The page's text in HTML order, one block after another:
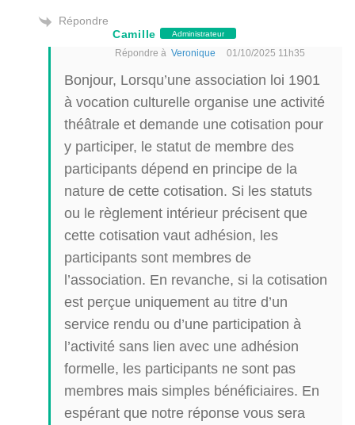
Répondre
Camille
Administrateur
Répondre à Veronique 01/10/2025 11h35
Bonjour, Lorsqu’une association loi 1901
à vocation culturelle organise une activité
théâtrale et demande une cotisation pour
y participer, le statut de membre des
participants dépend en principe de la
nature de cette cotisation. Si les statuts
ou le règlement intérieur précisent que
cette cotisation vaut adhésion, les
participants sont membres de
l’association. En revanche, si la cotisation
est perçue uniquement au titre d’un
service rendu ou d’une participation à
l’activité sans lien avec une adhésion
formelle, les participants ne sont pas
membres mais simples bénéficiaires. En
espérant que notre réponse vous sera